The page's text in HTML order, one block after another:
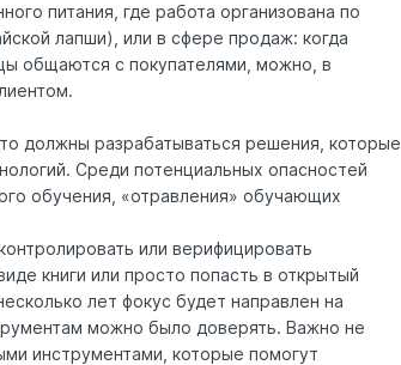
питания, где работа организована по
лапши), или в сфере продаж: когда
общаются с покупателями, можно, в
должны разрабатываться решения, которые
Среди потенциальных опасностей
обучения, «отравления» обучающих
или верифицировать
книги или просто попасть в открытый
лет фокус будет направлен на
можно было доверять. Важно не
инструментами, которые помогут